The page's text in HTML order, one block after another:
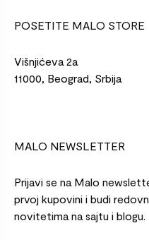
POSETITE MALO STORE
Višnjićeva 2a
11000, Beograd, Srbija
MALO NEWSLETTER
Prijavi se na Malo
prvoj kupovini i budi
novitetima na sajtu i blogu.